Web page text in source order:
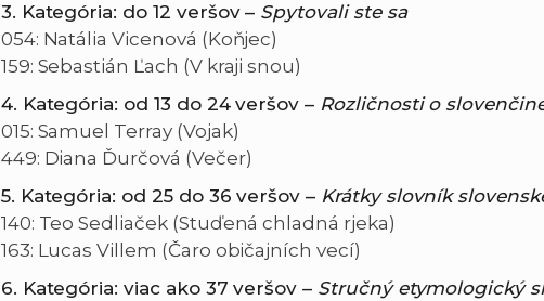
3. Kategória: do 12 veršov – Spytovali ste sa
054: Natália Vicenová (Koňjec)
159: Sebastián Ľach (V kraji snou)
4. Kategória: od 13 do 24 veršov – Rozličnosti o slovenči
015: Samuel Terray (Vojak)
449: Diana Ďurčová (Večer)
5. Kategória: od 25 do 36 veršov – Krátky slovník
140: Teo Sedliaček (Stuďená chladná rjeka)
163: Lucas Villem (Čaro običajních vecí)
6. Kategória: viac ako 37 veršov – Stručný etymologický